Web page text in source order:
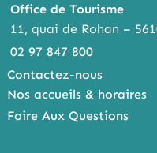
Office de Tourisme
11, quai de Rohan –
02 97 847 800
Contactez-nous
Nos accueils & horaires
Foire Aux Questions